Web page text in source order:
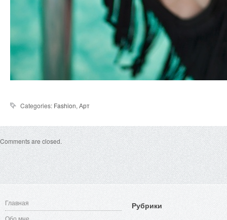
Categories: Fashion, Арт
Comments are closed.
Главная
Обо мне
Рубрики